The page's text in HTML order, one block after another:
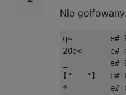
Nie golfowany:
q~        e#
20e<
_         e#
["   "]   e#
*         e#